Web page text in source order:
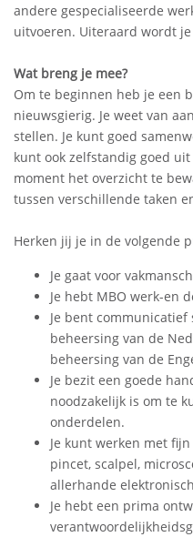
andere gespecialiseerde
uitvoeren. Uiteraard wordt
Wat breng je mee?
Om te beginnen heb je een
nieuwsgierig. Je weet van
stellen. Je kunt goed
kunt ook zelfstandig goed
moment het overzicht te
tussen verschillende taken
Herken jij je in de volgende
Je gaat voor
Je hebt MBO werk-en
Je bent
beheersing van de
beheersing van de
Je bezit een goede
noodzakelijk is om te
onderdelen.
Je kunt werken met
pincet, scalpel,
allerhande
Je hebt een prima